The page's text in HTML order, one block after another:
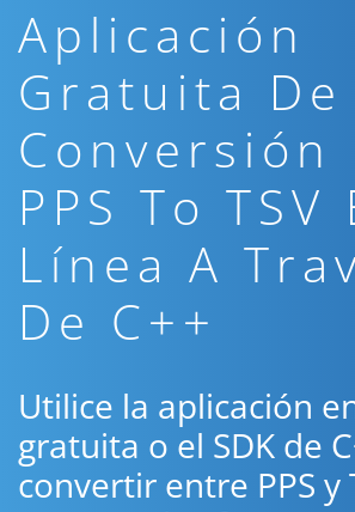
Aplicación
Gratuita De
Conversión
PPS To TSV
Línea A
De C++
Utilice la aplicación
gratuita o el SDK de
convertir entre PPS y